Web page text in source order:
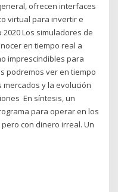
ofrecen interfaces
virtual para invertir e
Los simuladores de
en tiempo real a
imprescindibles para
podremos ver en tiempo
y la evolución
En síntesis, un
para operar en los
con dinero irreal. Un